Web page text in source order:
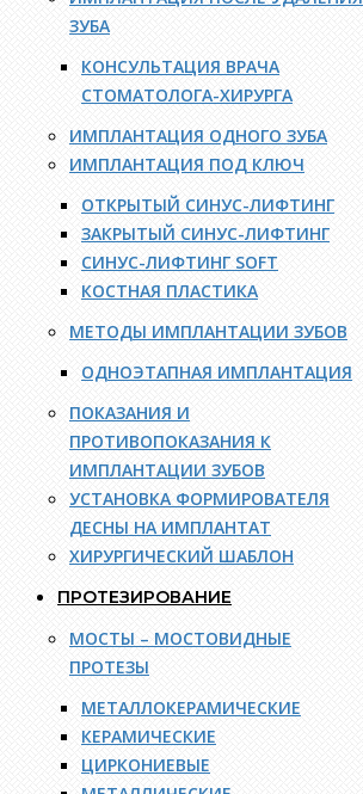
ЗУБА
КОНСУЛЬТАЦИЯ ВРАЧА
СТОМАТОЛОГА-ХИРУРГА
ИМПЛАНТАЦИЯ ОДНОГО ЗУБА
ИМПЛАНТАЦИЯ ПОД КЛЮЧ
ОТКРЫТЫЙ СИНУС-ЛИФТИНГ
ЗАКРЫТЫЙ СИНУС-ЛИФТИНГ
СИНУС-ЛИФТИНГ SOFT
КОСТНАЯ ПЛАСТИКА
МЕТОДЫ ИМПЛАНТАЦИИ ЗУБОВ
ОДНОЭТАПНАЯ ИМПЛАНТАЦИЯ
ПОКАЗАНИЯ И
ПРОТИВОПОКАЗАНИЯ К
ИМПЛАНТАЦИИ ЗУБОВ
УСТАНОВКА ФОРМИРОВАТЕЛЯ
ДЕСНЫ НА ИМПЛАНТАТ
ХИРУРГИЧЕСКИЙ ШАБЛОН
ПРОТЕЗИРОВАНИЕ
МОСТЫ – МОСТОВИДНЫЕ
ПРОТЕЗЫ
МЕТАЛЛОКЕРАМИЧЕСКИЕ
КЕРАМИЧЕСКИЕ
ЦИРКОНИЕВЫЕ